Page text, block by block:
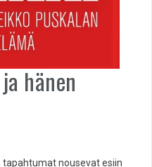
hänen
nousevat esiin